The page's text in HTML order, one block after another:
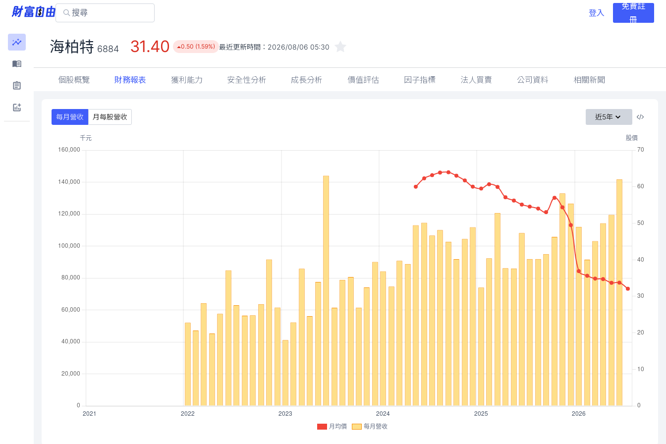
登入
免費註
冊
海柏特 6884 31.40 0.50 (1.59%) 最近更新時間： 2026/08/06 05:30
個股概覽 財務報表 獲利能力 安全性分析 成長分析 價值評估 因子指標 法人買賣 公司資料 相關新聞
每月營收 月每股營收 近5年
月均價 每月營收